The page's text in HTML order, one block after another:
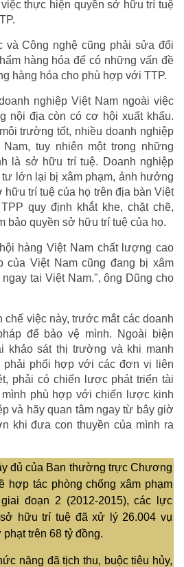
thực hiện quyền sở hữu trí tuệ
và Công nghệ cũng phải sửa đổi
hàng hóa để có những vấn đề
hàng hóa cho phù hợp với TTP.
nghiệp Việt Nam ngoài việc
nội địa còn có cơ hội xuất khẩu.
trường tốt, nhiều doanh nghiệp
tuy nhiên một trong những
là sở hữu trí tuệ. Doanh nghiệp
lớn lại bị xâm phạm, ảnh hưởng
hữu trí tuệ của họ trên địa bàn Việt
quy định khắt khe, chặt chẽ,
bảo quyền sở hữu trí tuệ của họ.
hàng Việt Nam chất lượng cao
của Việt Nam cũng đang bị xâm
tại Việt Nam.", ông Dũng cho
chế việc này, trước mắt các doanh
để bảo vệ mình. Ngoài biện
khảo sát thị trường và khi manh
phải phối hợp với các đơn vị liên
phải có chiến lược phát triển tài
phù hợp với chiến lược kinh
và hãy quan tâm ngay từ bây giờ
khi đưa con thuyền của mình ra
đủ của Ban thường trực Chương
hợp tác phòng chống xâm phạm
đoạn 2 (2012-2015), các lực
hữu trí tuệ đã xử lý 26.004 vụ
trên 68 tỷ đồng.
năng đã tịch thu, buộc tiêu hủy,